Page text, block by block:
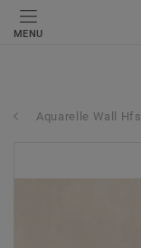
MENU
Aquarelle Wall Hfs